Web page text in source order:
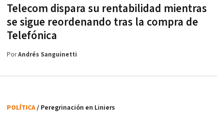
Telecom dispara su rentabilidad mientras
se sigue reordenando tras la compra de
Telefónica
PorAndrés Sanguinetti
POLÍTICA/ Peregrinación en Liniers